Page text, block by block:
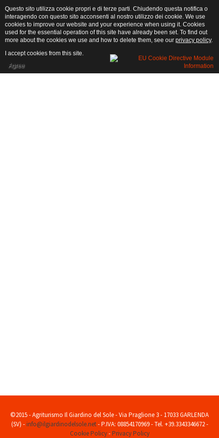
©2015 - Agriturismo Il Giardino del Sole - Via Praglione 3 - 17033 GARLENDA
(SV) -info@ilgiardinodelsole.net- P.IVA: 08854170969 - Tel. +39.3343346672 -
Cookie Policy-Privacy Policy
Questo sito utilizza cookie propri e di terze parti. Chiudendo questa notifica o
interagendo con questo sito acconsenti al nostro utilizzo dei cookie. We use
cookies to improve our website and your experience when using it. Cookies
used for the essential operation of this site have already been set. To find out
more about the cookies we use and how to delete them, see our privacy policy.
I accept cookies from this site.
Agree